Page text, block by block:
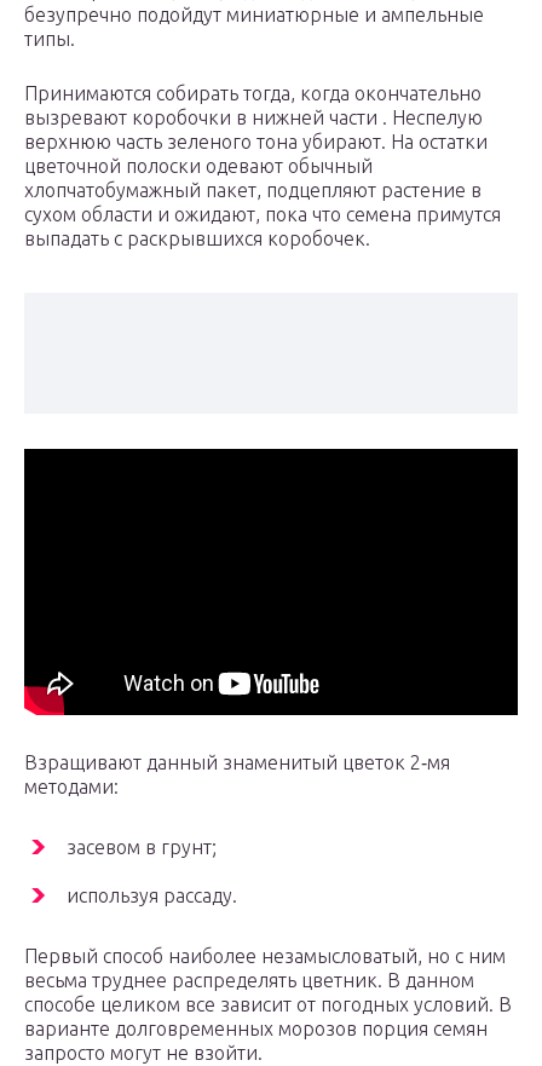
безупречно подойдут миниатюрные и ампельные
типы.
Принимаются собирать тогда, когда окончательно
вызревают коробочки в нижней части . Неспелую
верхнюю часть зеленого тона убирают. На остатки
цветочной полоски одевают обычный
хлопчатобумажный пакет, подцепляют растение в
сухом области и ожидают, пока что семена примутся
выпадать с раскрывшихся коробочек.
Взращивают данный знаменитый цветок 2‑мя
методами:
засевом в грунт;
используя рассаду.
Первый способ наиболее незамысловатый, но с ним
весьма труднее распределять цветник. В данном
способе целиком все зависит от погодных условий. В
варианте долговременных морозов порция семян
запросто могут не взойти.